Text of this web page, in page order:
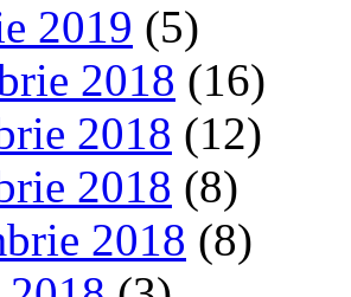
2019 (5)
2018 (16)
2018 (12)
2018 (8)
2018 (8)